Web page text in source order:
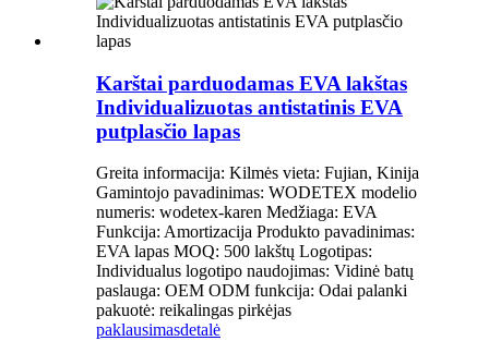
Karštai parduodamas EVA lakštas
Individualizuotas antistatinis EVA
putplasčio lapas
Greita informacija: Kilmės vieta: Fujian, Kinija
Gamintojo pavadinimas: WODETEX modelio
numeris: wodetex-karen Medžiaga: EVA
Funkcija: Amortizacija Produkto pavadinimas:
EVA lapas MOQ: 500 lakštų Logotipas:
Individualus logotipo naudojimas: Vidinė batų
paslauga: OEM ODM funkcija: Odai palanki
pakuotė: reikalingas pirkėjas
paklausimasdetalė